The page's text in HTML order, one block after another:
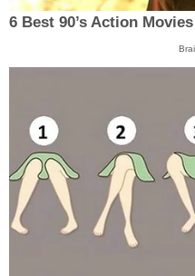
6 Best 90’s Action